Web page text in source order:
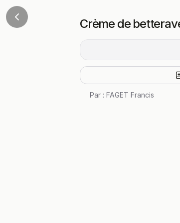
Crème de
Par : FAGET Francis